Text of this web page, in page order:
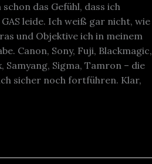
das Gefühl, dass ich
leide. Ich weiß gar nicht, wie
und Objektive ich in meinem
Canon, Sony, Fuji, Blackmagic,
Samyang, Sigma, Tamron – die
sicher noch fortführen. Klar,